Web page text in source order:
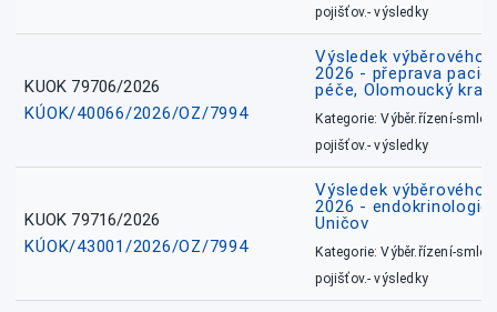
pojišťov.- výsledky
KUOK 79706/2026
KÚOK/40066/2026/OZ/7994
Výsledek výběrového
2026 - přeprava
péče, Olomoucký kraj
Kategorie: Výběr.řízení-
pojišťov.- výsledky
KUOK 79716/2026
KÚOK/43001/2026/OZ/7994
Výsledek výběrového
2026 - endokrinologie
Uničov
Kategorie: Výběr.řízení-
pojišťov.- výsledky